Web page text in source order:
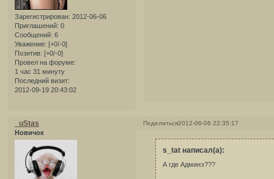
Зарегистрирован: 2012-06-06
Приглашений: 0
Сообщений: 6
Уважение: [+0/-0]
Позитив: [+0/-0]
Провел на форуме:
1 час 31 минуту
Последний визит:
2012-09-19 20:43:02
Поделиться2012-06-06 22:35:17
_uStas
Новичок
s_tat написал(а):
А где Админэ???